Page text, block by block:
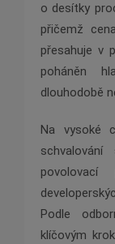
o desítky
přičemž
přesahuje v
poháněn
dlouhodobě
Na vysoké
Podle
klíčovým